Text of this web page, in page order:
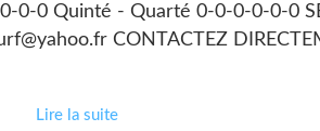
0-0-0 Quinté - Quarté 0-0-0-0-0-0
CONTACTEZ
Lire la suite